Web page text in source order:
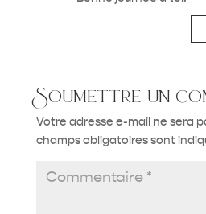
Soumettre un
Votre adresse e-mail ne sera
champs obligatoires sont